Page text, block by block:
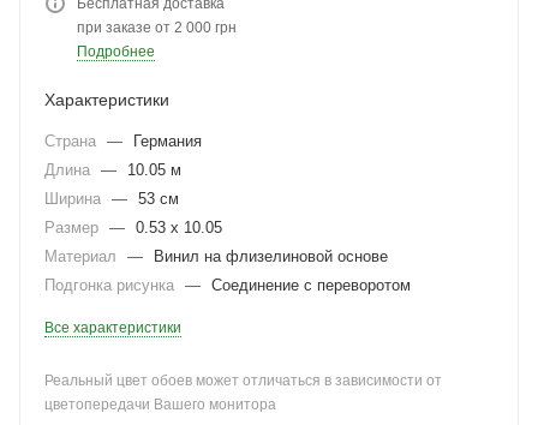
Бесплатная доставка
при заказе от 2 000 грн
Подробнее
Характеристики
Страна —
Германия
Длина —
10.05 м
Ширина — 53 см
Размер — 0.53 x 10.05
Материал
—
Винил на флизелиновой основе
Подгонка рисунка — Соединение с переворотом
Все характеристики
Реальный цвет обоев может отличаться в зависимости от
цветопередачи Вашего монитора